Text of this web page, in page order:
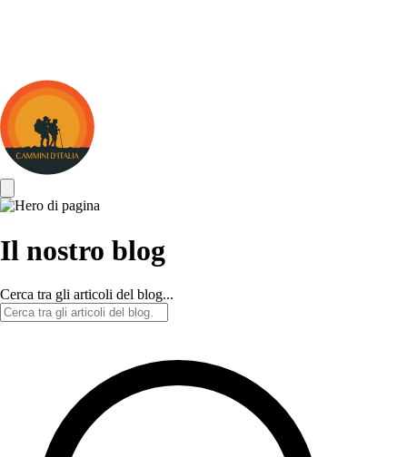
Cammini
d&#039;Italia
Il nostro blog
Cerca tra gli articoli del blog...